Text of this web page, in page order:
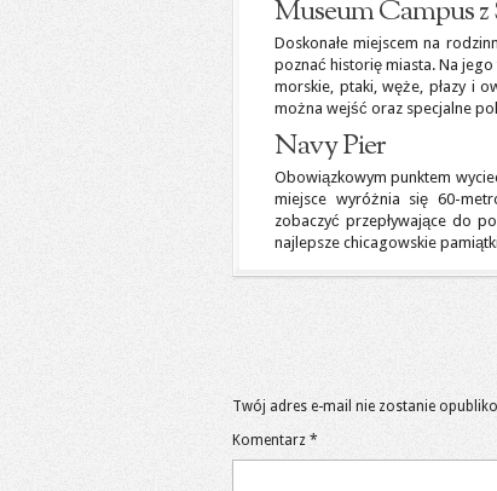
Museum Campus
Doskonałe miejscem na
poznać historię miasta. Na
morskie, ptaki, węże, płazy i
można wejść oraz specjalne
Navy Pier
Obowiązkowym punktem
miejsce wyróżnia się 60-
zobaczyć przepływające do
najlepsze chicagowskie
Twój adres e-mail nie zostanie
Komentarz *